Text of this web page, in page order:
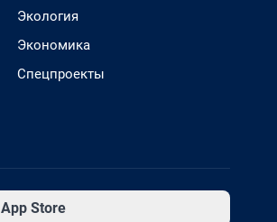
Экология
Экономика
Спецпроекты
App Store